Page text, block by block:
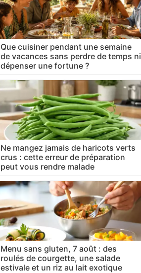
Que cuisiner pendant une semaine
de vacances sans perdre de temps ni
dépenser une fortune ?
Ne mangez jamais de haricots verts
crus : cette erreur de préparation
peut vous rendre malade
Menu sans gluten, 7 août : des
roulés de courgette, une salade
estivale et un riz au lait exotique